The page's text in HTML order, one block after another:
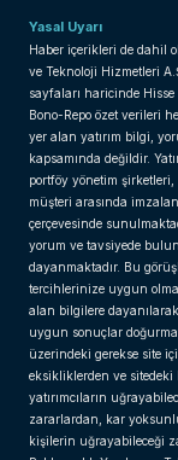
Yasal Uyarı
Haber içerikleri de dahil
ve Teknoloji Hizmetleri
sayfaları haricinde
Bono-Repo özet verileri
yer alan yatırım bilgi,
kapsamında değildir.
portföy yönetim
müşteri arasında
çerçevesinde
yorum ve tavsiyede
dayanmaktadır. Bu
tercihlerinize uygun
alan bilgilere
uygun sonuçlar
üzerindeki gerekse site
eksikliklerden ve
yatırımcıların
zararlardan, kar
kişilerin uğrayabileceği